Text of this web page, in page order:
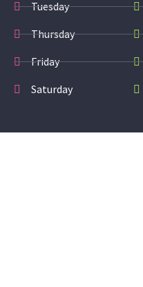
Tuesday
Thursday
Friday
Saturday